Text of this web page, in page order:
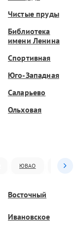
Чистые пруды
Библиотека
имени Ленина
Спортивная
Юго-Западная
Саларьево
Ольховая
ЮВАО ЮАО
Восточный
Ивановское